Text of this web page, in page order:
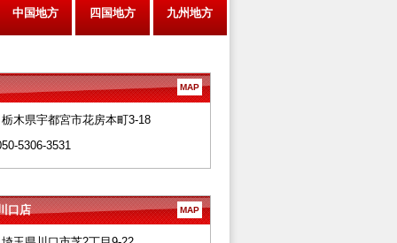
中国地方 四国地方 九州地方
MAP
木県宇都宮市花房本町3-18
5306-3531
口店 MAP